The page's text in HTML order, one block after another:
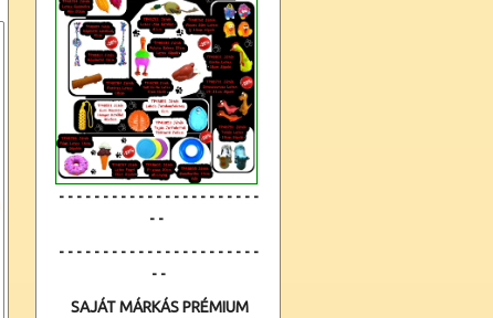
- - - - - - - - - - - - - - - - - - - - - - -
- -
- - - - - - - - - - - - - - - - - - - - - - -
- -
SAJÁT MÁRKÁS PRÉMIUM